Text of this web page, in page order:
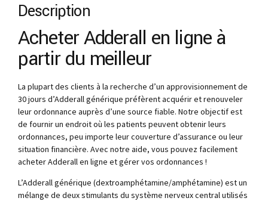
Description
Acheter Adderall en ligne à
partir du meilleur
La plupart des clients à la recherche d’un approvisionnement de
30 jours d’Adderall générique préfèrent acquérir et renouveler
leur ordonnance auprès d’une source fiable. Notre objectif est
de fournir un endroit où les patients peuvent obtenir leurs
ordonnances, peu importe leur couverture d’assurance ou leur
situation financière. Avec notre aide, vous pouvez facilement
acheter Adderall en ligne et gérer vos ordonnances !
L’Adderall générique (dextroamphétamine/amphétamine) est un
mélange de deux stimulants du système nerveux central utilisés